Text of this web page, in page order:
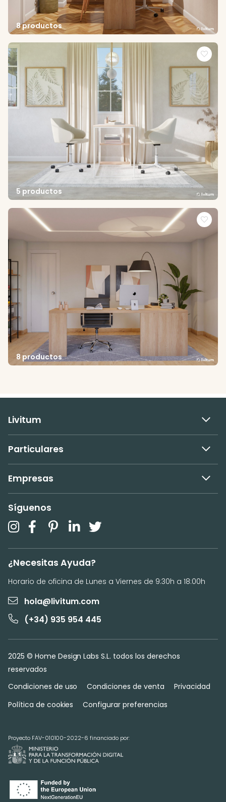
8 productos
5 productos
8 productos
Livitum
Particulares
Empresas
Síguenos
¿Necesitas Ayuda?
Horario de oficina de Lunes a Viernes de 9:30h a 18:00h
hola@livitum.com
(+34) 935 954 445
2025 © Home Design Labs S.L. todos los derechos
reservados
Condiciones de uso
Condiciones de venta
Privacidad
Política de cookies
Configurar preferencias
Proyecto FAV-010100-2022-6 financiado por: